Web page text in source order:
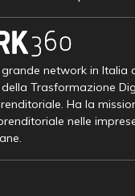
grande network in Italia
Trasformazione
Ha la
nelle